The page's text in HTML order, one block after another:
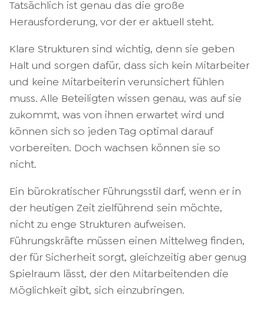
Tatsächlich ist genau das die große
Herausforderung, vor der er aktuell steht.
Klare Strukturen sind wichtig, denn sie geben
Halt und sorgen dafür, dass sich kein Mitarbeiter
und keine Mitarbeiterin verunsichert fühlen
muss. Alle Beteiligten wissen genau, was auf sie
zukommt, was von ihnen erwartet wird und
können sich so jeden Tag optimal darauf
vorbereiten. Doch wachsen können sie so
nicht.
Ein bürokratischer Führungsstil darf, wenn er in
der heutigen Zeit zielführend sein möchte,
nicht zu enge Strukturen aufweisen.
Führungskräfte müssen einen Mittelweg finden,
der für Sicherheit sorgt, gleichzeitig aber genug
Spielraum lässt, der den Mitarbeitenden die
Möglichkeit gibt, sich einzubringen.